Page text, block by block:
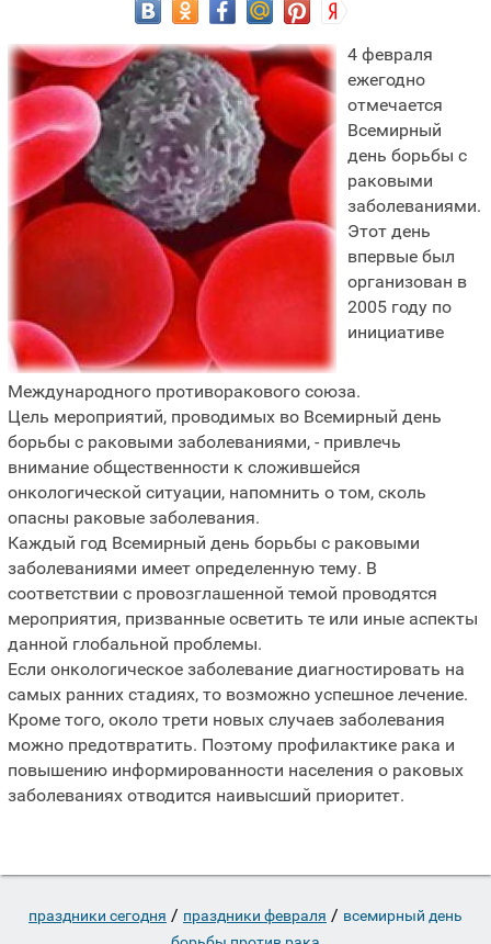
4 февраля
ежегодно
отмечается
Всемирный
день борьбы с
раковыми
заболеваниями.
Этот день
впервые был
организован в
2005 году по
инициативе
Международного противоракового союза.
Цель мероприятий, проводимых во Всемирный день
борьбы с раковыми заболеваниями, - привлечь
внимание общественности к сложившейся
онкологической ситуации, напомнить о том, сколь
опасны раковые заболевания.
Каждый год Всемирный день борьбы с раковыми
заболеваниями имеет определенную тему. В
соответствии с провозглашенной темой проводятся
мероприятия, призванные осветить те или иные аспекты
данной глобальной проблемы.
Если онкологическое заболевание диагностировать на
самых ранних стадиях, то возможно успешное лечение.
Кроме того, около трети новых случаев заболевания
можно предотвратить. Поэтому профилактике рака и
повышению информированности населения о раковых
заболеваниях отводится наивысший приоритет.
праздники сегодня / праздники февраля / всемирный день